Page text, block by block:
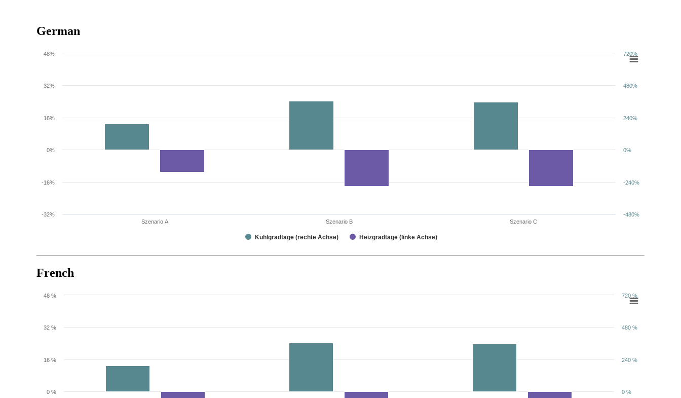
German
Kühlgradtage (rechte Achse) Heizgradtage (linke Achse)
Szenario A Szenario B Szenario C
-32%
-16%
0%
16%
32%
48%
-480%
-240%
0%
240%
480%
720%
French
0 %
16 %
32 %
48 %
0 %
240 %
480 %
720 %